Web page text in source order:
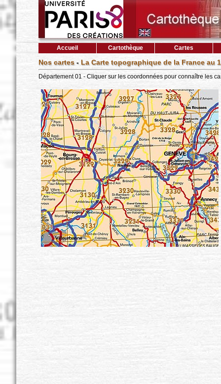
Accueil Cartothèque Cartes
Nos cartes- La Carte topographique de la France au
Département 01 - Cliquer sur les coordonnées pour connaître les